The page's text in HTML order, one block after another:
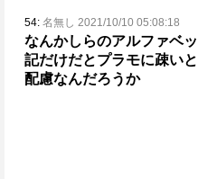
54: 名無し 2021/10/10 05:08:18
なんかしらのアルファベ
記だけだとプラモに疎い
配慮なんだろうか